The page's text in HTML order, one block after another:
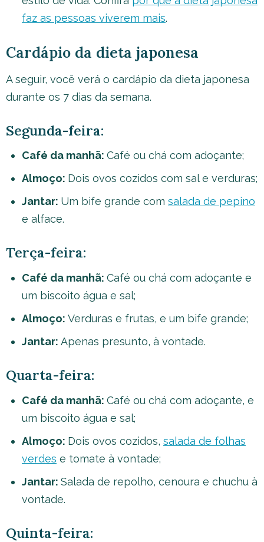
faz as pessoas viverem mais.
Cardápio da dieta japonesa
A seguir, você verá o cardápio da dieta japonesa
durante os 7 dias da semana.
Segunda-feira:
Café da manhã: Café ou chá com adoçante;
Almoço: Dois ovos cozidos com sal e verduras;
Jantar: Um bife grande com salada de pepino
e alface.
Terça-feira:
Café da manhã: Café ou chá com adoçante e
um biscoito água e sal;
Almoço: Verduras e frutas, e um bife grande;
Jantar: Apenas presunto, à vontade.
Quarta-feira:
Café da manhã: Café ou chá com adoçante, e
um biscoito água e sal;
Almoço: Dois ovos cozidos, salada de folhas
verdes e tomate à vontade;
Jantar: Salada de repolho, cenoura e chuchu à
vontade.
Quinta-feira: